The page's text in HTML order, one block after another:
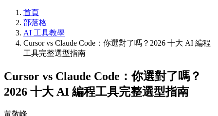
首頁
部落格
AI 工具教學
Cursor vs Claude Code：你選對了嗎？2026 十大 AI 編程
工具完整選型指南
Cursor vs Claude Code：你選對了嗎？
2026 十大 AI 編程工具完整選型指南
黃敬峰